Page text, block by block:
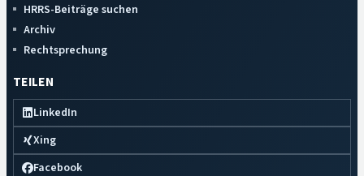
HRRS-Beiträge suchen
Archiv
Rechtsprechung
TEILEN
LinkedIn
Xing
Facebook